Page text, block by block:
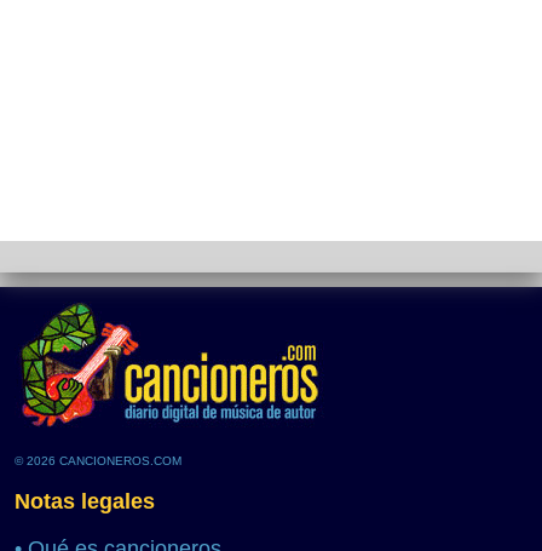
© 2026 CANCIONEROS.COM
Notas legales